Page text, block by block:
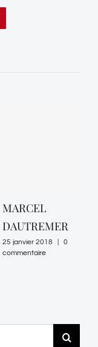
MARCEL
DAUTREMER
25 janvier 2018
0
commentaire